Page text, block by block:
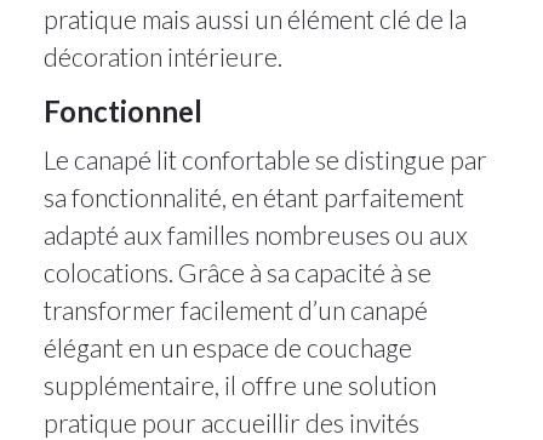
pratique mais aussi un élément clé de la
décoration intérieure.
Fonctionnel
Le canapé lit confortable se distingue par
sa fonctionnalité, en étant parfaitement
adapté aux familles nombreuses ou aux
colocations. Grâce à sa capacité à se
transformer facilement d’un canapé
élégant en un espace de couchage
supplémentaire, il offre une solution
pratique pour accueillir des invités